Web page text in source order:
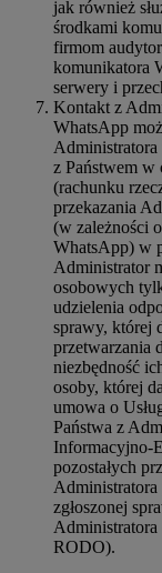
jak również
środkami
firmom
komunikatora
serwery i
Kontakt z
WhatsApp
z Państwem w
(rachunku
przekazania
(w zależności
WhatsApp) w
Administrator
osobowych
udzielenia
sprawy, której
przetwarzania
niezbędność
osoby, której
umowa o
Państwa z
Informacyjno-
pozostałych
Administratora
zgłoszonej
Administratora
RODO).